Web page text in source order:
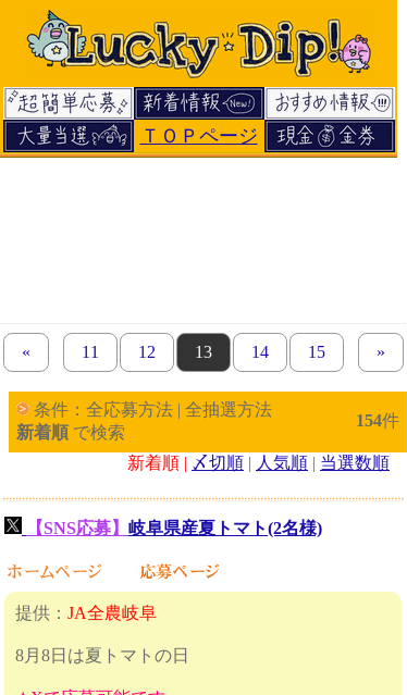
ＴＯＰページ
« previous set of pages
page
11 page
12 page
13 page
14 page
15 »
条件：全応募方法 | 全抽選方法
新着順 で検索
154件
新着順 | 〆切順 | 人気順 | 当選数順
【SNS応募】 岐阜県産夏トマト(2名様)
提供： JA全農岐阜
8月8日は夏トマトの日